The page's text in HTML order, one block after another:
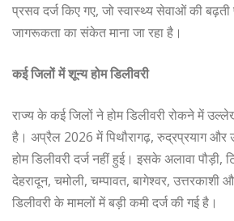
प्रसव दर्ज किए गए, जो स्वास्थ्य सेवाओं की
जागरूकता का संकेत माना जा रहा है।
कई जिलों में शून्य होम डिलीवरी
राज्य के कई जिलों ने होम डिलीवरी रोकने में
है। अप्रैल 2026 में पिथौरागढ़, रुद्रप्रयाग और
होम डिलीवरी दर्ज नहीं हुई। इसके अलावा पौड़ी,
देहरादून, चमोली, चम्पावत, बागेश्वर, उत्तरकाशी
डिलीवरी के मामलों में बड़ी कमी दर्ज की गई है।